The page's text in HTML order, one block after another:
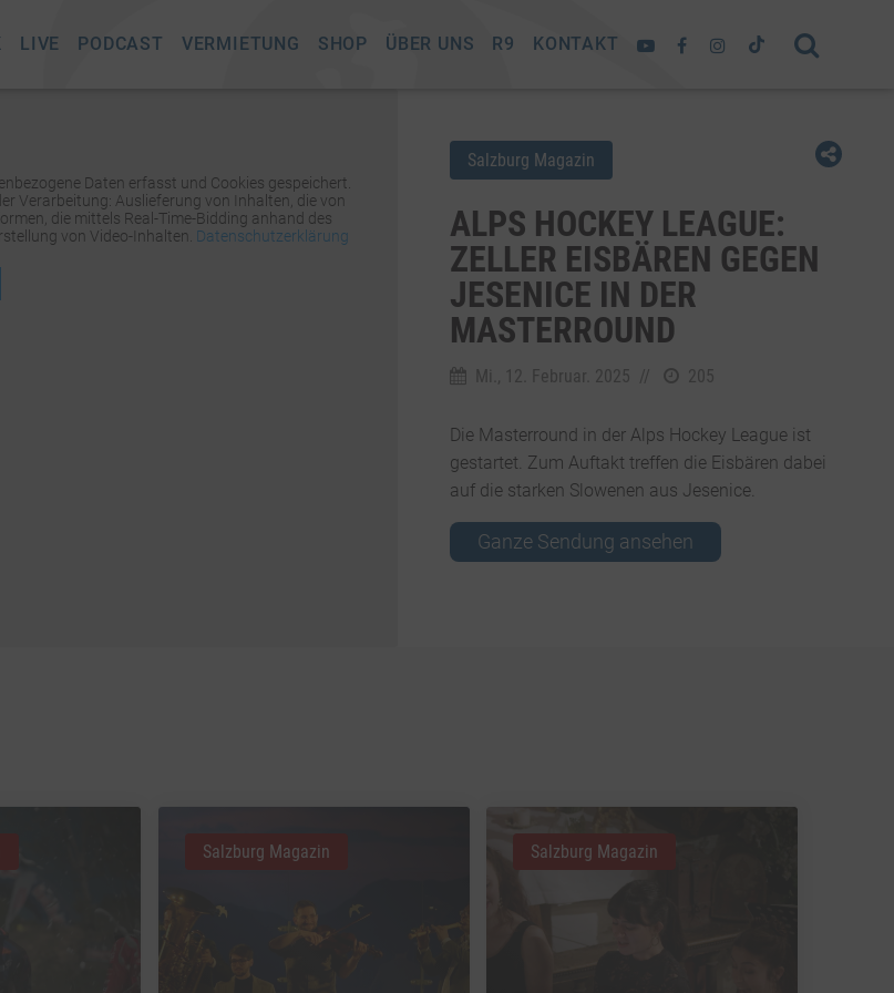
LIVE PODCAST VERMIETUNG SHOP ÜBER UNS R9 KONTAKT
Daten erfasst und Cookies gespeichert.
Verarbeitung: Auslieferung von Inhalten, die von
die mittels Real-Time-Bidding anhand des
von Video-Inhalten. Datenschutzerklärung
Salzburg Magazin
ALPS HOCKEY LEAGUE:
ZELLER EISBÄREN GEGEN
JESENICE IN DER
MASTERROUND
Mi., 12. Februar. 2025 // 205
Die Masterround in der Alps Hockey League ist
gestartet. Zum Auftakt treffen die Eisbären dabei
auf die starken Slowenen aus Jesenice.
Ganze Sendung ansehen
Salzburg Magazin Salzburg Magazin